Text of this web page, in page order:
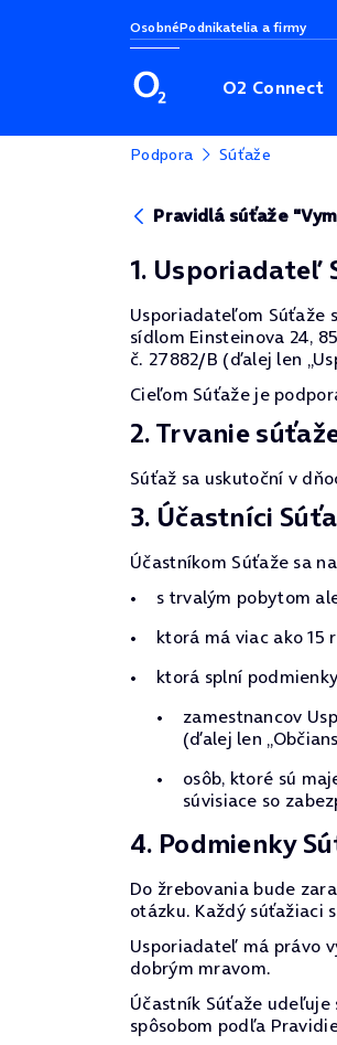
OsobnéPodnikatelia a firmy
O2 Connect
Podpora Súťaže
Pravidlá súťaže
1. Usporiadateľ
Usporiadateľom Súťaže
sídlom Einsteinova 24,
č. 27882/B (ďalej len
Cieľom Súťaže je
2. Trvanie
Súťaž sa uskutoční v
3. Účastníci
Účastníkom Súťaže sa
s trvalým pobytom
ktorá má viac ako 15
ktorá splní
zamestnancov
(ďalej len
osôb, ktoré sú
súvisiace so
4. Podmienky
Do žrebovania bude
otázku. Každý súťažiaci
Usporiadateľ má právo
dobrým mravom.
Účastník Súťaže
spôsobom podľa